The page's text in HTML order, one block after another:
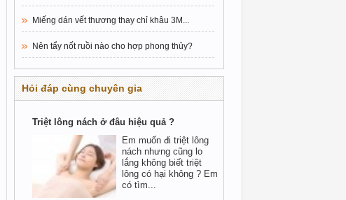
Miếng dán vết thương thay chỉ khâu 3M...
Nên tẩy nốt ruồi nào cho hợp phong thủy?
Hỏi đáp cùng chuyên gia
Triệt lông nách ở đâu hiệu quả ?
Em muốn đi triệt lông
nách nhưng cũng lo
lắng không biết triệt
lông có hại không ? Em
có tìm...